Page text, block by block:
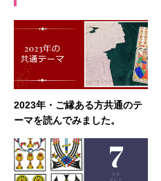
2023年・ご縁ある方共通のテ
ーマを読んでみました。